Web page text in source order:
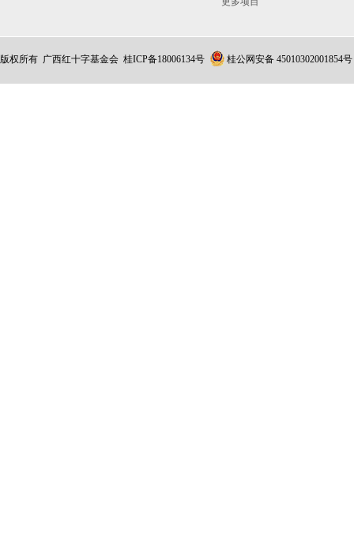
版权所有 广西红十字基金会 桂ICP备18006134号 桂公网安备 45010302001854号